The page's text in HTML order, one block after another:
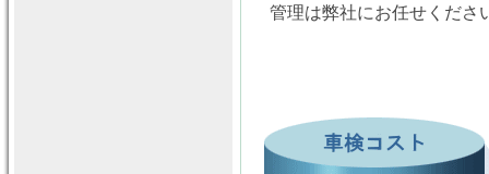
管理は弊社にお任せくださ